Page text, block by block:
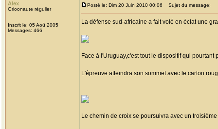
Alex
Grioonaute régulier
Inscrit le: 05 Aoû 2005
Messages: 466
Posté le: Dim 20 Juin 2010 00:06 Sujet du message:
La défense sud-africaine a fait volé en éclat une
Face à l'Uruguay,c'est tout le dispositif qui
L'épreuve atteindra son sommet avec le carton
Le chemin de croix se poursuivra avec un